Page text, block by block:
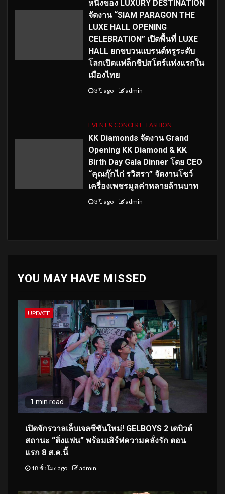
หนึ่งของ LUXURY DESTINATION
จัดงาน “SIAM PARAGON THE
LUXE HALL OPENING
CELEBRATION” เปิดพื้นที่ LUXE
HALL ยกขบวนแบรนด์หรูระดับ
โลกเปิดแฟล็กชิปสโตร์แห่งแรกใน
เมืองไทย
3 ปี ago admin
EVENT & CONCERT FASHION
KK Diamonds จัดงาน Grand
Opening KK Diamond & KK
Birth Day Gala Dinner โดย CEO
“คุณกุ๊กไก่ รวิสรา” จัดงานโชว์
เครื่องเพชรมูลค่าหลายล้านบาท
3 ปี ago admin
YOU MAY HAVE MISSED
UPDATE
1 min read
เปิดจักรวาลเล็บเจลซีซันใหม่! GELBOYS 2 เดบิวต์
สถานะ “ติ่งแฟน” พร้อมเสิร์ฟความคลั่งรัก ตอน
แรก 8 ส.ค.นี้
18 ชั่วโมง ago admin